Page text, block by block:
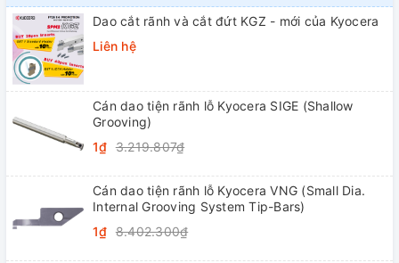
Dao cắt rãnh và cắt đứt KGZ - mới của Kyocera
Liên hệ
Cán dao tiện rãnh lỗ Kyocera SIGE (Shallow
Grooving)
1₫ 3.219.807₫
Cán dao tiện rãnh lỗ Kyocera VNG (Small Dia.
Internal Grooving System Tip-Bars)
1₫ 8.402.300₫